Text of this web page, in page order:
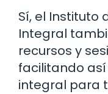
Sí, el Instituto
Integral
recursos y
facilitando
integral para